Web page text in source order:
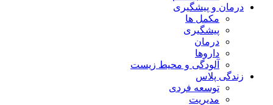
درمان و پیشگیری
مکمل ها
پیشگیری
درمان
داروها
آلودگی و محیط زیست
زندگی پلاس
توسعه فردی
مدیریت